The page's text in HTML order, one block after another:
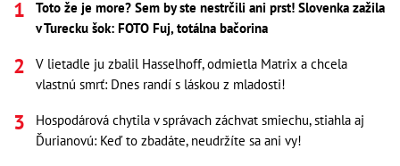
Toto že je more? Sem by ste nestrčili ani prst! Slovenka zažila
v Turecku šok: FOTO Fuj, totálna bačorina
V lietadle ju zbalil Hasselhoff, odmietla Matrix a chcela
vlastnú smrť: Dnes randí s láskou z mladosti!
Hospodárová chytila v správach záchvat smiechu, stiahla aj
Ďurianovú: Keď to zbadáte, neudržíte sa ani vy!